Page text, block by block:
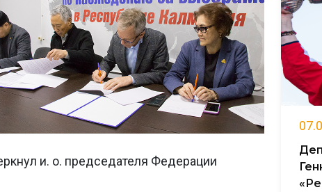
и. о. председателя Федерации